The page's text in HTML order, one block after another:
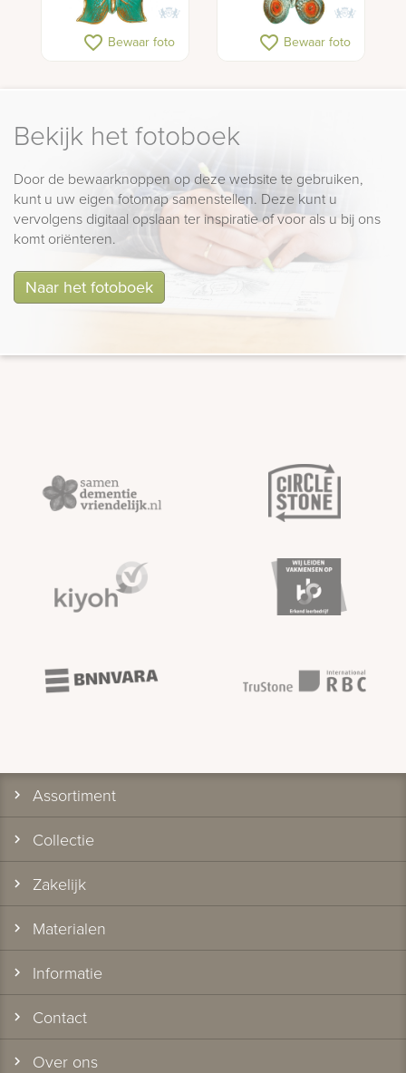
favorite_border Bewaar foto favorite_border Bewaar foto
Bekijk het fotoboek
Door de bewaarknoppen op deze website te gebruiken,
kunt u uw eigen fotomap samenstellen. Deze kunt u
vervolgens digitaal opslaan ter inspiratie of voor als u bij ons
komt oriënteren.
Naar het fotoboek
Assortiment
Collectie
Zakelijk
Materialen
Informatie
Contact
Over ons